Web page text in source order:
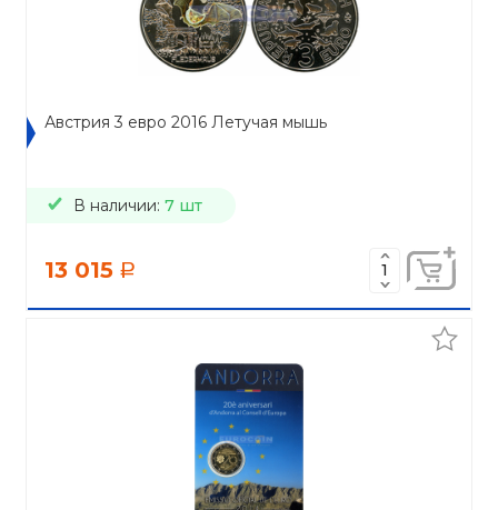
Австрия 3 евро 2016 Летучая мышь
В наличии: 7 шт
13 015 a